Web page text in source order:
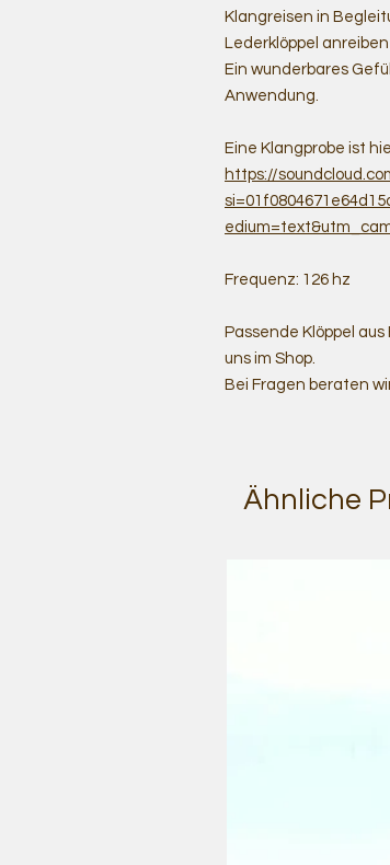
Klangreisen in
Lederklöppel
Ein wunderbares
Anwendung.
Eine Klangprobe ist
https://
Frequenz: 126 hz
Passende Klöppel
uns im Shop.
Bei Fragen beraten
Ähnliche